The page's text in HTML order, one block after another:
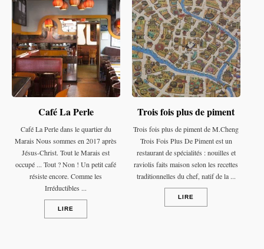
Café La Perle
Café La Perle dans le quartier du
Marais Nous sommes en 2017 après
Jésus-Christ. Tout le Marais est
occupé ... Tout ? Non ! Un petit café
résiste encore. Comme les
Irréductibles ...
LIRE
Trois fois plus de piment
Trois fois plus de piment de M.Cheng
Trois Fois Plus De Piment est un
restaurant de spécialités : nouilles et
raviolis faits maison selon les recettes
traditionnelles du chef, natif de la ...
LIRE